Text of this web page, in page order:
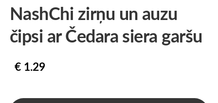
NashChi zirņu un auzu
čipsi ar Čedara siera garšu
€ 1.29